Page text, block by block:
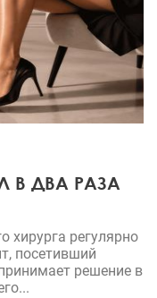
В ДВА РАЗА
хирурга регулярно
посетивший
решение в